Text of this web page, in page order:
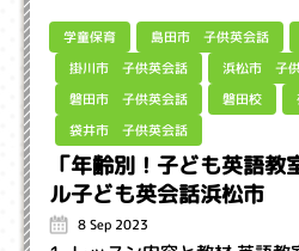
学童保育 島田市 子供英会話
掛川市 子供英会話 浜松市 子
磐田市 子供英会話 磐田校
袋井市 子供英会話
「年齢別！子ども英語
ル子ども英会話浜松市
8 Sep 2023